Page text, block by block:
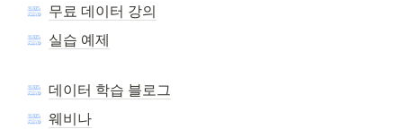
무료 데이터 강의
실습 예제
데이터 학습 블로그
웨비나